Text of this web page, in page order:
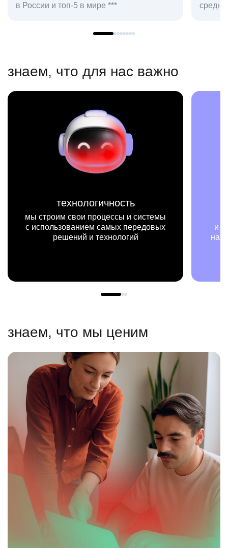
в России и топ-5 в мире ***
знаем, что для нас важно
технологичность
мы строим свои процессы и системы
с использованием самых передовых
решений и технологий
и
знаем, что мы ценим